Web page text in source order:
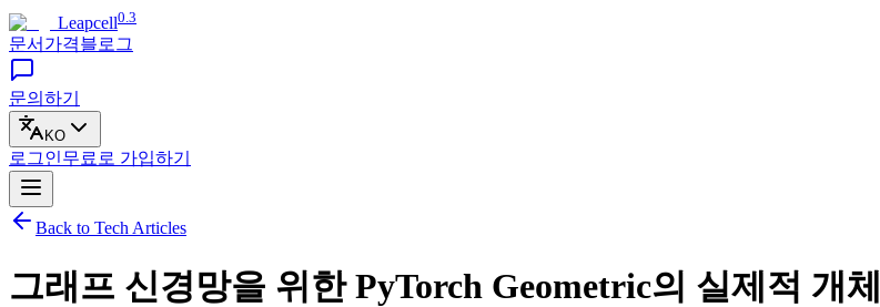
Leapcell0.3
문서 가격블로그
문의하기
KO
로그인무료로 가입하기
Back to Tech Articles
그래프 신경망을 위한 PyTorch Geometric의 실제적 개체